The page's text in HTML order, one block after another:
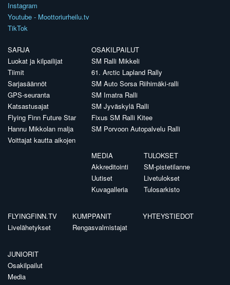
Instagram
Youtube - Moottoriurheilu.tv
TikTok
SARJA
Luokat ja kilpailijat
Tiimit
Sarjasäännöt
GPS-seuranta
Katsastusajat
Flying Finn Future Star
Hannu Mikkolan malja
Voittajat kautta aikojen
OSAKILPAILUT
SM Ralli Mikkeli
61. Arctic Lapland Rally
SM Auto Sorsa Riihimäki-ralli
SM Imatra Ralli
SM Jyväskylä Ralli
Fixus SM Ralli Kitee
SM Porvoon Autopalvelu Ralli
MEDIA
Akkreditointi
Uutiset
Kuvagalleria
TULOKSET
SM-pistetilanne
Livetulokset
Tulosarkisto
FLYINGFINN.TV
Livelähetykset
KUMPPANIT
Rengasvalmistajat
YHTEYSTIEDOT
JUNIORIT
Osakilpailut
Media